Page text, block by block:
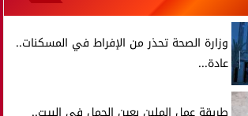
وزارة الصحة تحذر من الإفراط في المسكنات..
عادة...